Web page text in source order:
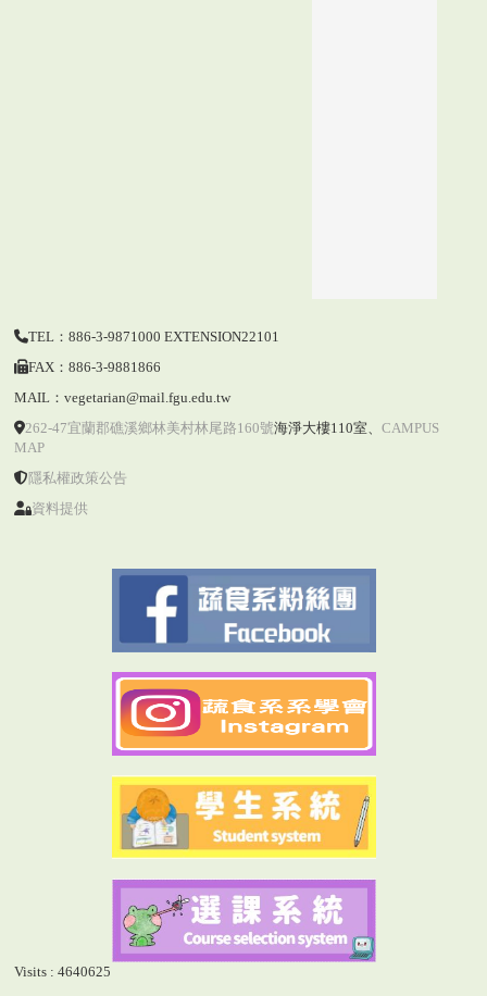
TEL：886-3-9871000 EXTENSION22101
FAX：886-3-9881866
MAIL：vegetarian@mail.fgu.edu.tw
262-47宜蘭郡礁溪鄉林美村林尾路160號海淨大樓110室、 CAMPUS
MAP
隱私權政策公告
資料提供
Visits : 4640625